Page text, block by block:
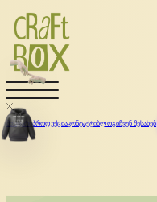
მთავარიპროდუქციაკონტაქტიბლოგიჩვენ შესახებ